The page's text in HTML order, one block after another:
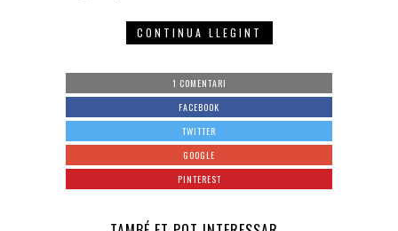
CONTINUA LLEGINT
1 COMENTARI
FACEBOOK
TWITTER
GOOGLE
PINTEREST